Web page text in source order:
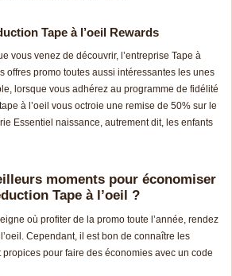
Tape à l’oeil Rewards
vous venez de découvrir, l’entreprise Tape à
offres promo toutes aussi intéressantes les unes
lorsque vous adhérez au programme de fidélité
à l’oeil vous octroie une remise de 50% sur le
Essentiel naissance, autrement dit, les enfants
moments pour économiser
Tape à l’oeil ?
où profiter de la promo toute l’année, rendez
Cependant, il est bon de connaître les
pour faire des économies avec un code